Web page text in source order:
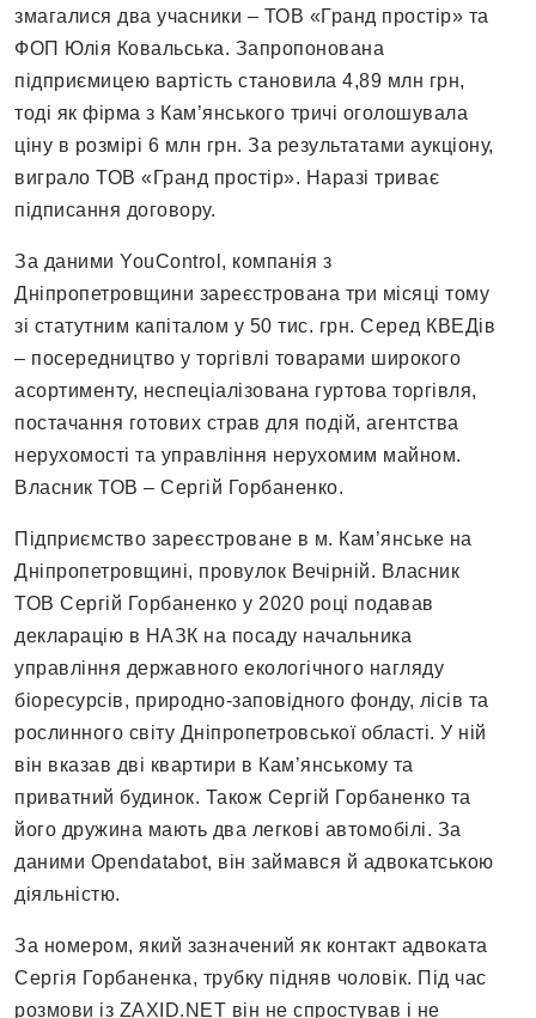
змагалися два учасники – ТОВ «Гранд простір» та
ФОП Юлія Ковальська. Запропонована
підприємицею вартість становила 4,89 млн грн,
тоді як фірма з Кам’янського тричі оголошувала
ціну в розмірі 6 млн грн. За результатами аукціону,
виграло ТОВ «Гранд простір». Наразі триває
підписання договору.
За даними YouControl, компанія з
Дніпропетровщини зареєстрована три місяці тому
зі статутним капіталом у 50 тис. грн. Серед КВЕДів
– посередництво у торгівлі товарами широкого
асортименту, неспеціалізована гуртова торгівля,
постачання готових страв для подій, агентства
нерухомості та управління нерухомим майном.
Власник ТОВ – Сергій Горбаненко.
Підприємство зареєстроване в м. Кам’янське на
Дніпропетровщині, провулок Вечірній. Власник
ТОВ Сергій Горбаненко у 2020 році подавав
декларацію в НАЗК на посаду начальника
управління державного екологічного нагляду
біоресурсів, природно-заповідного фонду, лісів та
рослинного світу Дніпропетровської області. У ній
він вказав дві квартири в Кам’янському та
приватний будинок. Також Сергій Горбаненко та
його дружина мають два легкові автомобілі. За
даними Opendatabot, він займався й адвокатською
діяльністю.
За номером, який зазначений як контакт адвоката
Сергія Горбаненка, трубку підняв чоловік. Під час
розмови із ZAXID.NET він не спростував і не